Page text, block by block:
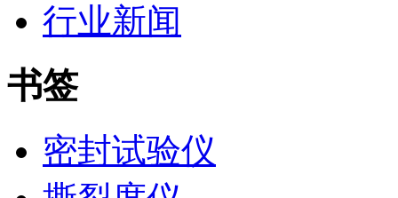
行业新闻
书签
密封试验仪